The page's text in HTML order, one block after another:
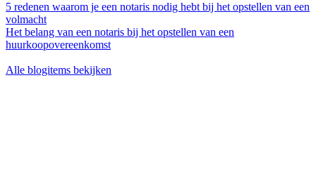
5 redenen waarom je een notaris nodig hebt bij het opstellen van een
volmacht
Het belang van een notaris bij het opstellen van een
huurkoopovereenkomst
Alle blogitems bekijken